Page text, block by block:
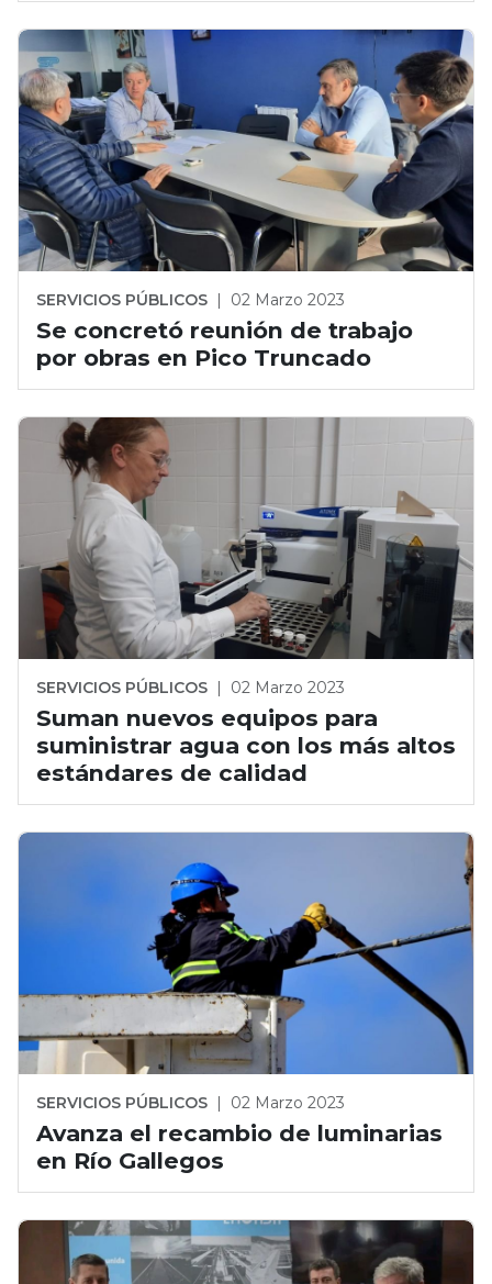
SERVICIOS PÚBLICOS | 02 Marzo 2023
Se concretó reunión de trabajo
por obras en Pico Truncado
SERVICIOS PÚBLICOS | 02 Marzo 2023
Suman nuevos equipos para
suministrar agua con los más altos
estándares de calidad
SERVICIOS PÚBLICOS | 02 Marzo 2023
Avanza el recambio de luminarias
en Río Gallegos